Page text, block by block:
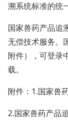
溯系统标准的统
国家兽药产品追
无偿技术服务。
附件），可登录
载。
附件：1.国家兽
2.国家兽药产品